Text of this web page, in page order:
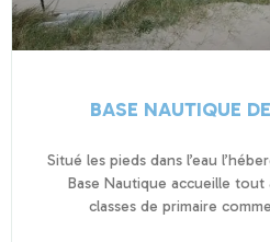
BASE NAUTIQUE
Situé les pieds dans l’eau
Base Nautique accueille tout
classes de primaire